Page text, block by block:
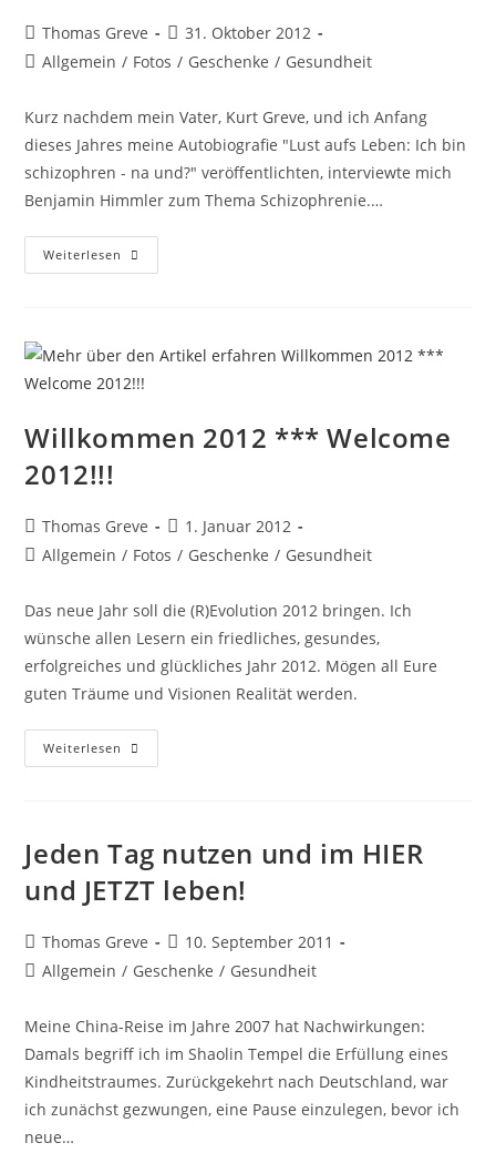
Beitrags-
Autor:
Thomas Greve
Beitrag
veröffentlicht:
31. Oktober 2012
Beitrags-
Allgemein / Fotos / Geschenke / Gesundheit
Kurz nachdem mein Vater, Kurt Greve, und ich Anfang
dieses Jahres meine Autobiografie "Lust aufs Leben: Ich bin
schizophren - na und?" veröffentlichten, interviewte mich
Benjamin Himmler zum Thema Schizophrenie.…
Weiterlesen Die
Diagnose
Willkommen 2012 *** Welcome
2012!!!
Beitrags-
Autor:
Thomas Greve
Beitrag
veröffentlicht:
1. Januar 2012
Beitrags-
Allgemein / Fotos / Geschenke / Gesundheit
Das neue Jahr soll die (R)Evolution 2012 bringen. Ich
wünsche allen Lesern ein friedliches, gesundes,
erfolgreiches und glückliches Jahr 2012. Mögen all Eure
guten Träume und Visionen Realität werden.
Weiterlesen Willkommen
2012
Jeden Tag nutzen und im HIER
und JETZT leben!
Beitrags-
Autor:
Thomas Greve
Beitrag
veröffentlicht:
10. September 2011
Beitrags-
Allgemein / Geschenke / Gesundheit
Meine China-Reise im Jahre 2007 hat Nachwirkungen:
Damals begriff ich im Shaolin Tempel die Erfüllung eines
Kindheitstraumes. Zurückgekehrt nach Deutschland, war
ich zunächst gezwungen, eine Pause einzulegen, bevor ich
neue…